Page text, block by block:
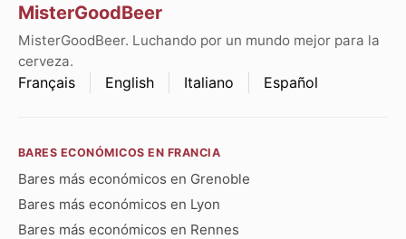
MisterGoodBeer
MisterGoodBeer. Luchando por un mundo mejor para la
cerveza.
Français English Italiano Español
BARES ECONÓMICOS EN FRANCIA
Bares más económicos en Grenoble
Bares más económicos en Lyon
Bares más económicos en Rennes